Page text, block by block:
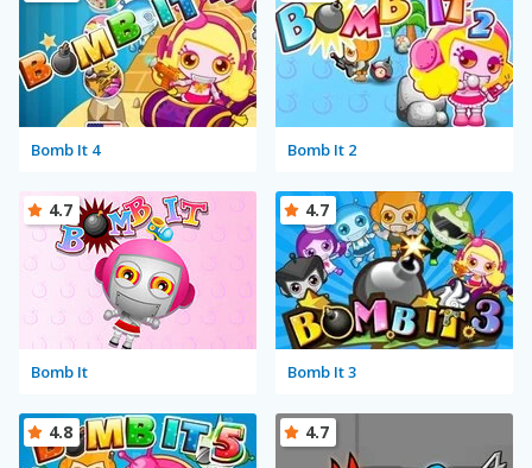
Bomb It 4 Bomb It 2
Bomb It
4.7
Bomb It 3
4.7
4.8 4.7